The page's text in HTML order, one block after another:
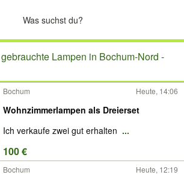
gebrauchte Lampen in Bochum-Nord -
Bochum Heute, 14:06
Wohnzimmerlampen als Dreierset
Ich verkaufe zwei gut erhalten ...
100 €
Bochum Heute, 12:19